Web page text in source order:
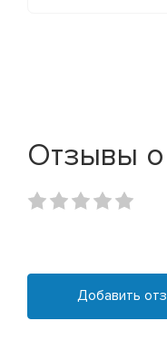
Отзывы о
Добавить